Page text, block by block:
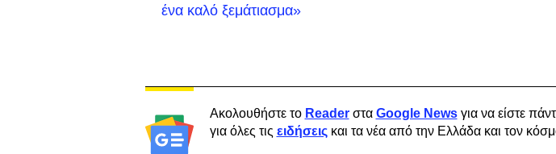
ένα καλό ξεμάτιασμα»
Ακολουθήστε το Readerστα Google Newsγια να είστε
για όλες τις ειδήσειςκαι τα νέα από την Ελλάδα και τον